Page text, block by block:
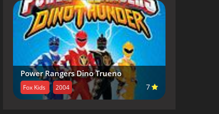
Power Rangers Dino Trueno
Fox Kids 2004 7